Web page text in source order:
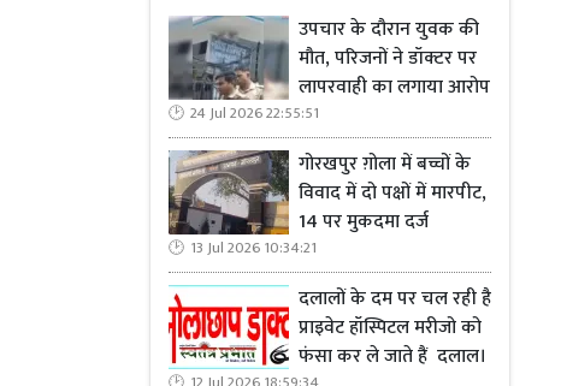
उपचार के दौरान युवक की
मौत, परिजनों ने डॉक्टर पर
लापरवाही का लगाया आरोप
24 Jul 2026 22:55:51
गोरखपुर ग़ोला में बच्चों के
विवाद में दो पक्षों में मारपीट,
14 पर मुकदमा दर्ज
13 Jul 2026 10:34:21
दलालों के दम पर चल रही है
प्राइवेट हॉस्पिटल मरीजो को
फंसा कर ले जाते हैं दलाल।